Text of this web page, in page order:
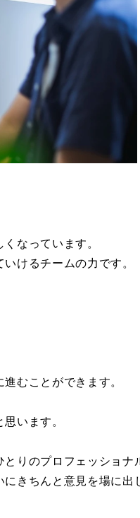
なっています。
けるチームの力です。
むことができます。
います。
りのプロフェッショ
きちんと意見を場に